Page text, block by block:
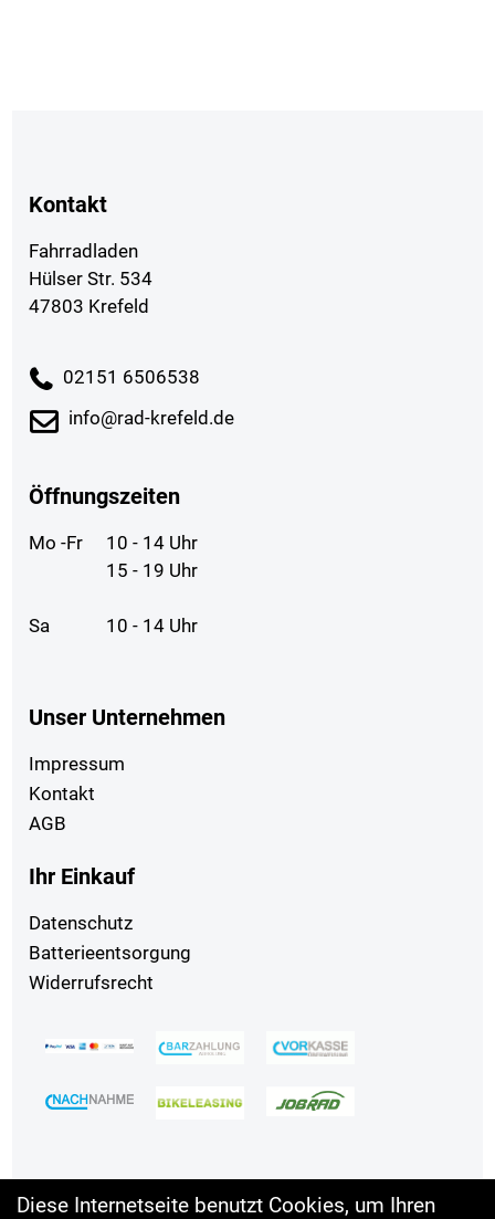
Kontakt
Fahrradladen
Hülser Str. 534
47803 Krefeld
02151 6506538
info@rad-krefeld.de
Öffnungszeiten
Mo -Fr
10 - 14 Uhr
15 - 19 Uhr
Sa 10 - 14 Uhr
Unser Unternehmen
Impressum
Kontakt
AGB
Ihr Einkauf
Datenschutz
Batterieentsorgung
Widerrufsrecht
Diese Internetseite benutzt Cookies, um Ihren